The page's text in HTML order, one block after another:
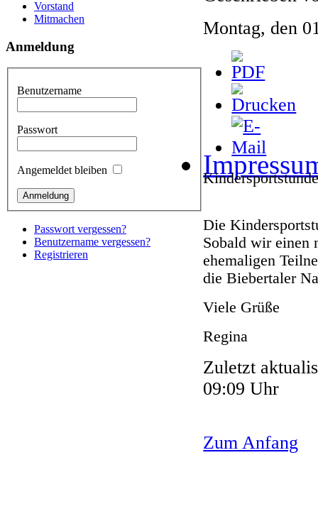
Montag, den
Die
Sobald wir einen
ehemaligen
die Biebertaler
Viele Grüße
Regina
Zuletzt
09:09 Uhr
Zum Anfang
Vorstand
Mitmachen
Anmeldung
Benutzername
Passwort
Angemeldet bleiben
Passwort vergessen?
Benutzername vergessen?
Registrieren